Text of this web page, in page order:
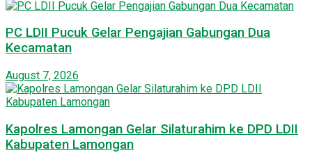
PC LDII Pucuk Gelar Pengajian Gabungan Dua
Kecamatan
August 7, 2026
Kapolres Lamongan Gelar Silaturahim ke DPD LDII
Kabupaten Lamongan